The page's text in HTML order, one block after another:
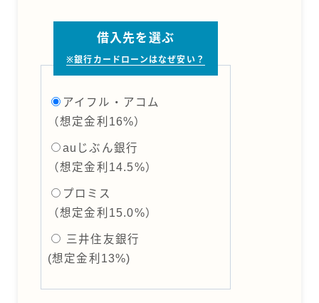
借入先を選ぶ
※銀行カードローンはなぜ安い？
アイフル・アコム
（想定⾦利16%）
auじぶん銀行
（想定⾦利14.5%）
プロミス
（想定⾦利15.0%）
三井住友銀行
(想定⾦利13%)